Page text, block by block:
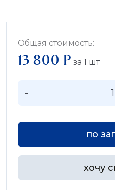
Общая стоимость:
13 800 ₽ за 1 шт
-
по
хочу